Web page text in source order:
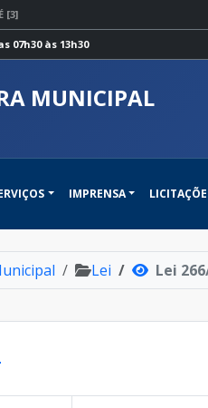
[3]
07h30 às 13h30
MUNICIPAL
IMPRENSA
Lei Lei